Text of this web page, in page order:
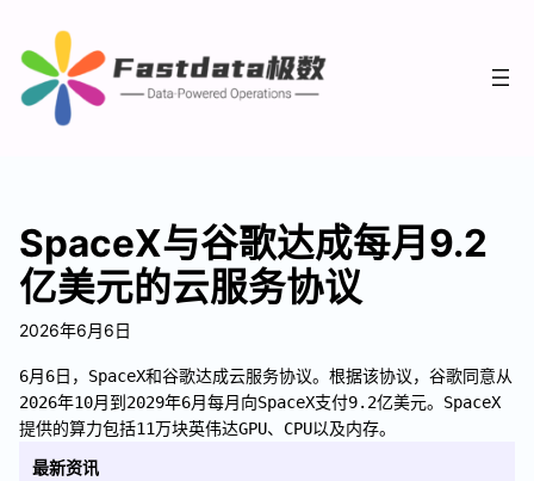
SpaceX与谷歌达成每月9.2
亿美元的云服务协议
2026年6月6日
6月6日，SpaceX和谷歌达成云服务协议。根据该协议，谷歌同意从
2026年10月到2029年6月每月向SpaceX支付9.2亿美元。SpaceX
提供的算力包括11万块英伟达GPU、CPU以及内存。
最新资讯